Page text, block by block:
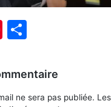
Pinterest
ne sera pas publiée.